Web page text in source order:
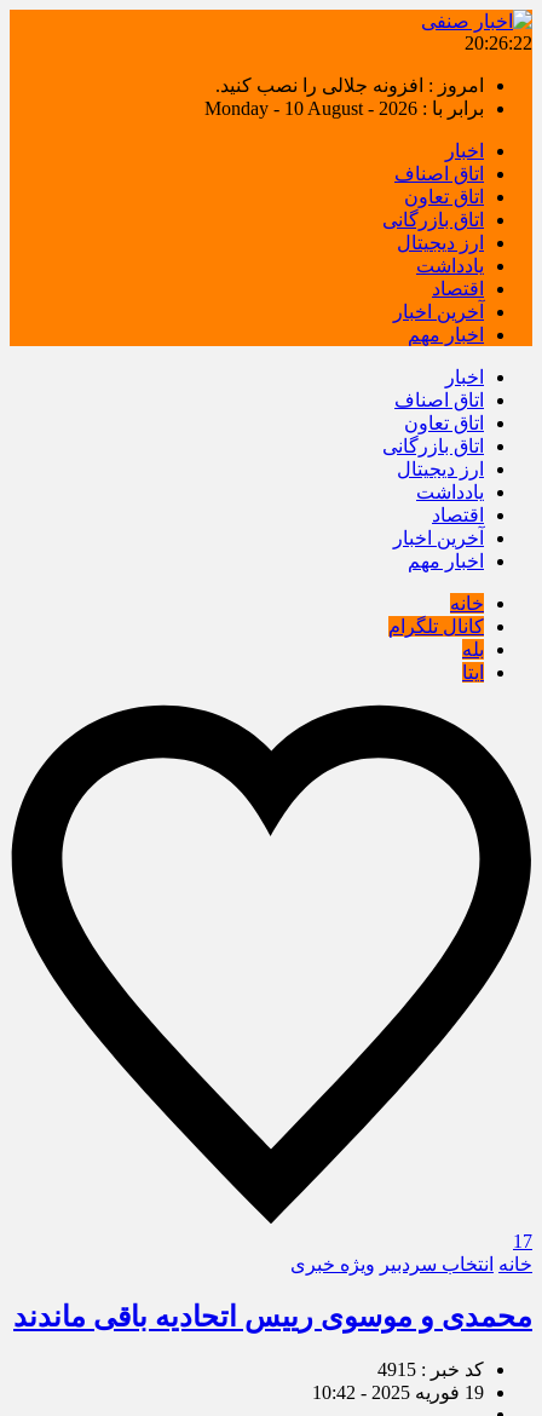
20:26:23
امروز : افزونه جلالی را نصب کنید.
برابر با : Monday - 10 August - 2026
اخبار
اتاق اصناف
اتاق تعاون
اتاق بازرگانی
ارز دیجیتال
یادداشت
اقتصاد
آخرین اخبار
اخبار مهم
اخبار
اتاق اصناف
اتاق تعاون
اتاق بازرگانی
ارز دیجیتال
یادداشت
اقتصاد
آخرین اخبار
اخبار مهم
خانه
کانال تلگرام
بله
ایتا
17
خانه انتخاب سردبیر ویژه خبری
محمدی و موسوی رییس اتحادیه باقی ماندند
کد خبر : 4915
19 فوریه 2025 - 10:42